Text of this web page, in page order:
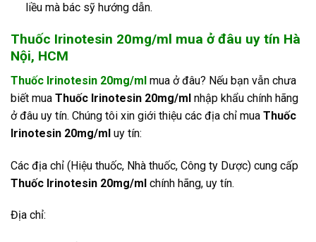
liều mà bác sỹ hướng dẫn.
Thuốc Irinotesin 20mg/ml mua ở đâu uy tín Hà
Nội, HCM
Thuốc Irinotesin 20mg/ml mua ở đâu? Nếu bạn vẫn chưa
biết mua Thuốc Irinotesin 20mg/ml nhập khẩu chính hãng
ở đâu uy tín. Chúng tôi xin giới thiệu các địa chỉ mua Thuốc
Irinotesin 20mg/ml uy tín:
Các địa chỉ (Hiệu thuốc, Nhà thuốc, Công ty Dược) cung cấp
Thuốc Irinotesin 20mg/ml chính hãng, uy tín.
Địa chỉ: